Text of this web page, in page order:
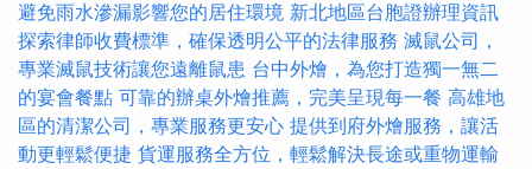
避免雨水滲漏影響您的居住環境 新北地區台胞證辦理資訊
探索律師收費標準，確保透明公平的法律服務 滅鼠公司，
專業滅鼠技術讓您遠離鼠患 台中外燴，為您打造獨一無二
的宴會餐點 可靠的辦桌外燴推薦，完美呈現每一餐 高雄地
區的清潔公司，專業服務更安心 提供到府外燴服務，讓活
動更輕鬆便捷 貨運服務全方位，輕鬆解決長途或重物運輸